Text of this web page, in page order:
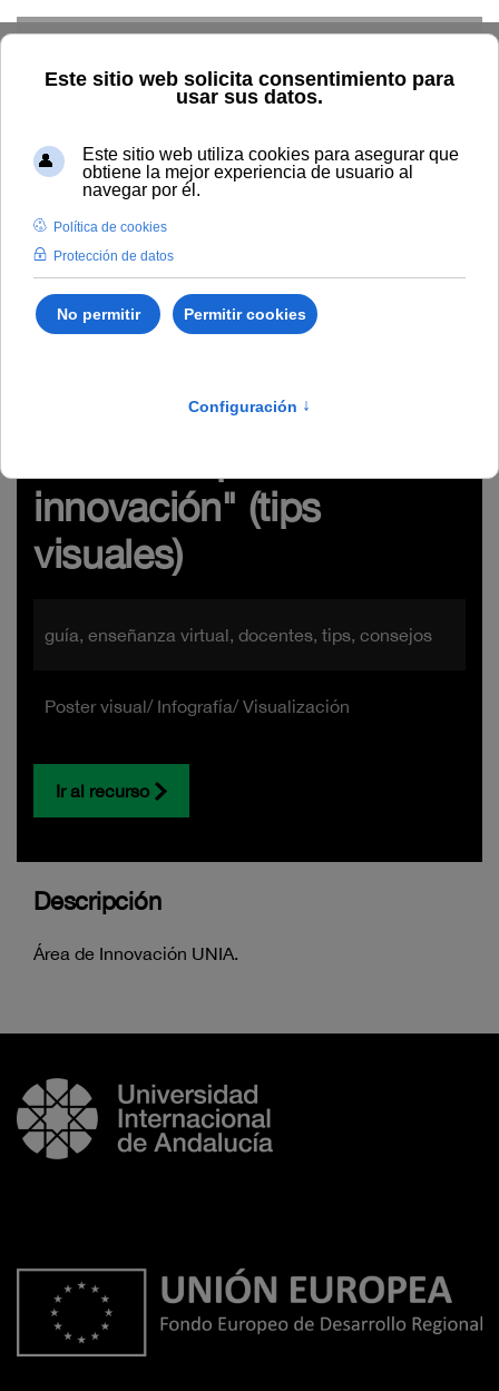
Inicio Innovación
Conocimiento abierto y difusión
Recursos Educativos en abierto
Póster "El proceso de innovación" (tips visuales)
innovación" (tips
visuales)
guía, enseñanza virtual, docentes, tips, consejos
Poster visual/ Infografía/ Visualización
Ir al recurso
Descripción
Área de Innovación UNIA.